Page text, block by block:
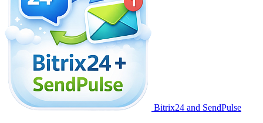
Bitrix24 and SendPulse